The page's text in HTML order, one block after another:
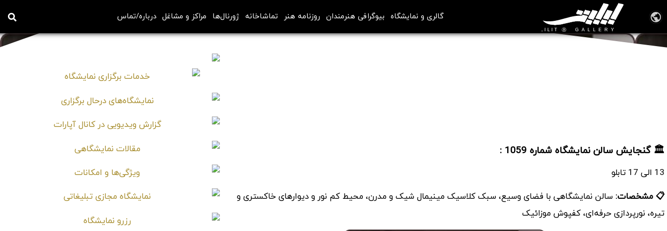
گالری و نمایشگاه بیوگرافی هنرمندان روزنامه هنر تماشاخانه ژورنال‌ها مراکز و مشاغل درباره/تماس
سالن نمایشگاه شماره 1059
🏛️ گنجایش سالن نمایشگاه شماره 1059 :
13 الی 17 تابلو
📋 مشخصات: سالن نمایشگاهی با فضای وسیع، سبک کلاسیک مینیمال شیک و مدرن، محیط کم نور و دیوارهای خاکستری و
تیره، نورپردازی حرفه‌ای، کفپوش موزائیک